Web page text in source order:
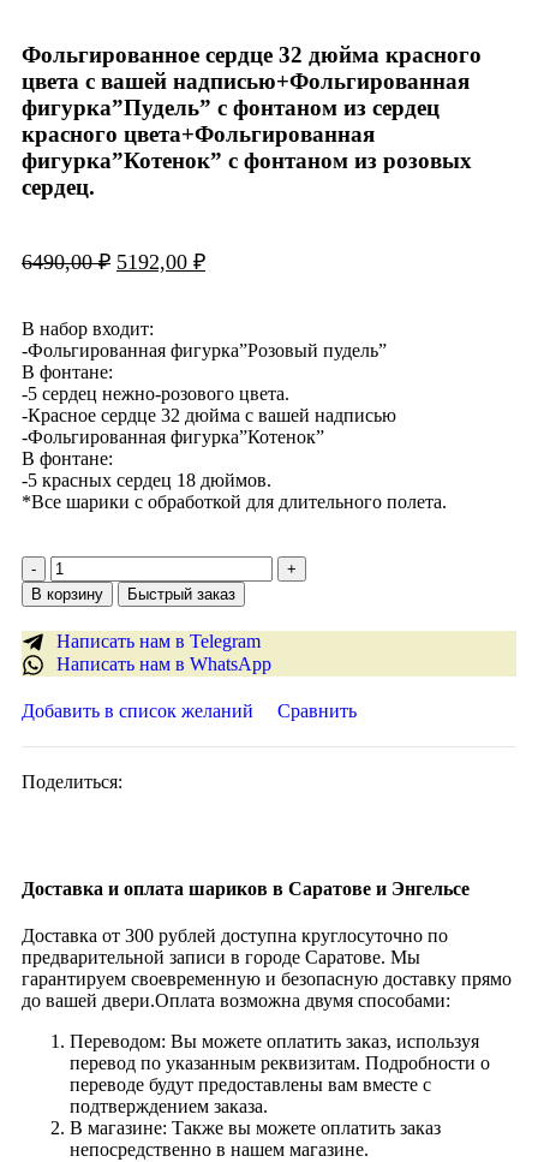
Фольгированное сердце 32 дюйма красного
цвета с вашей надписью+Фольгированная
фигурка”Пудель” с фонтаном из сердец
красного цвета+Фольгированная
фигурка”Котенок” с фонтаном из розовых
сердец.
6490,00₽ 5192,00 ₽
В набор входит:
-Фольгированная фигурка”Розовый пудель”
В фонтане:
-5 сердец нежно-розового цвета.
-Красное сердце 32 дюйма с вашей надписью
-Фольгированная фигурка”Котенок”
В фонтане:
-5 красных сердец 18 дюймов.
*Все шарики с обработкой для длительного полета.
В корзину Быстрый заказ
Написать нам в Telegram
Написать нам в WhatsApp
Добавить в список желаний Сравнить
Поделиться:
Доставка и оплата шариков в Саратове и Энгельсе
Доставка от 300 рублей доступна круглосуточно по
предварительной записи в городе Саратове. Мы
гарантируем своевременную и безопасную доставку прямо
до вашей двери.Оплата возможна двумя способами:
Переводом: Вы можете оплатить заказ, используя
перевод по указанным реквизитам. Подробности о
переводе будут предоставлены вам вместе с
подтверждением заказа.
В магазине: Также вы можете оплатить заказ
непосредственно в нашем магазине.